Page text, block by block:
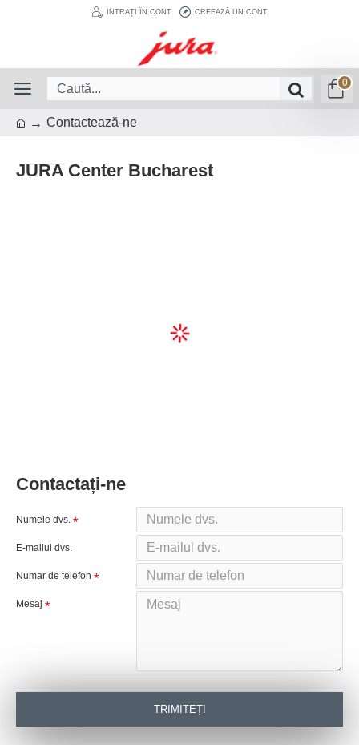
INTRAȚI ÎN CONT CREEAZĂ UN CONT
0
Contactează-ne
JURA Center Bucharest
Contactați-ne
Numele dvs.
E-mailul dvs.
Numar de telefon
Mesaj
TRIMITEȚI